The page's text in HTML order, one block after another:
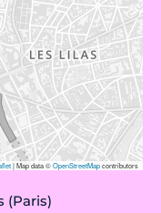
|Map data ©OpenStreetMapcontributors
(Paris)